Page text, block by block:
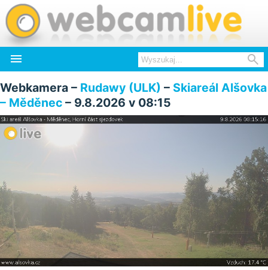
 
Webkamera – Rudawy (ULK) – Skiareál Alšovka
– Měděnec – 9.8.2026 v 08:15